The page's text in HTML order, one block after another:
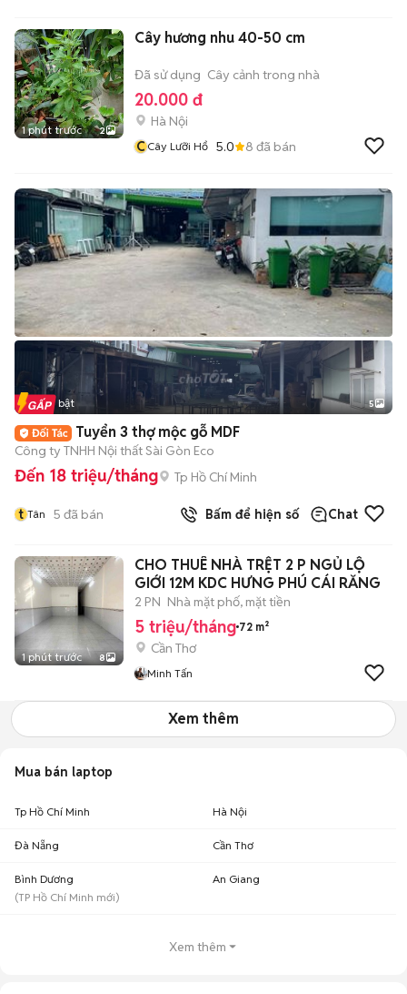
1 phút trước 2
Cây hương nhu 40-50 cm
Đã sử dụng Cây cảnh trong nhà
20.000 đ
Hà Nội
CCây Lưỡi Hổ 5.0 8 đã bán
Tin nổi bật 5
Tuyển 3 thợ mộc gỗ MDF
Công ty TNHH Nội thất Sài Gòn Eco
Đến 18 triệu/tháng Tp Hồ Chí Minh
t Tân 5 đã bán Bấm để hiện số Chat
1 phút trước 8
CHO THUÊ NHÀ TRỆT 2 P NGỦ LỘ
GIỚI 12M KDC HƯNG PHÚ CÁI RĂNG
2 PN Nhà mặt phố, mặt tiền
5 triệu/tháng 72 m²
Cần Thơ
Minh Tấn
Xem thêm
Mua bán laptop
Tp Hồ Chí Minh Hà Nội
Đà Nẵng Cần Thơ
Bình Dương
(TP Hồ Chí Minh mới)
An Giang
Xem thêm